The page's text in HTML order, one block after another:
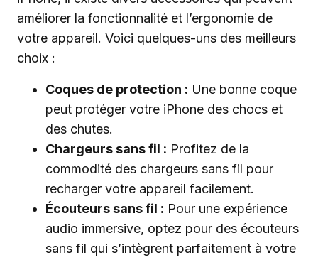
améliorer la fonctionnalité et l’ergonomie de
votre appareil. Voici quelques-uns des meilleurs
choix :
Coques de protection : Une bonne coque
peut protéger votre iPhone des chocs et
des chutes.
Chargeurs sans fil : Profitez de la
commodité des chargeurs sans fil pour
recharger votre appareil facilement.
Écouteurs sans fil : Pour une expérience
audio immersive, optez pour des écouteurs
sans fil qui s’intègrent parfaitement à votre